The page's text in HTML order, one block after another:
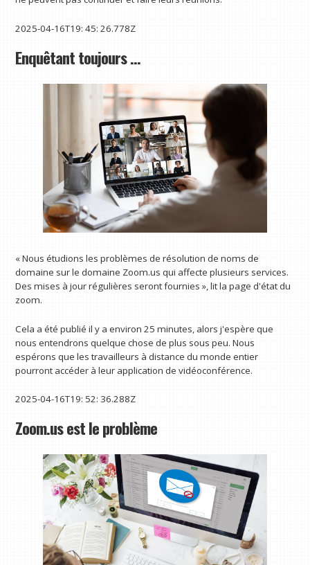
2025-04-16T19: 45: 26.778Z
Enquêtant toujours …
« Nous étudions les problèmes de résolution de noms de
domaine sur le domaine Zoom.us qui affecte plusieurs services.
Des mises à jour régulières seront fournies », lit la page d'état du
zoom.
Cela a été publié il y a environ 25 minutes, alors j'espère que
nous entendrons quelque chose de plus sous peu. Nous
espérons que les travailleurs à distance du monde entier
pourront accéder à leur application de vidéoconférence.
2025-04-16T19: 52: 36.288Z
Zoom.us est le problème